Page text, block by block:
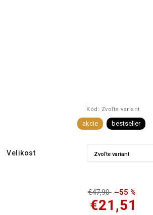
Kód: Zvoľte variant
akcie bestseller
Velikost
€47,90 –55 %
€21,51